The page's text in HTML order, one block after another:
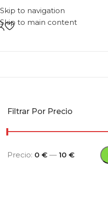
Skip to navigation
Skip to main content
Filtrar Por Precio
Precio: 0 € — 10 €